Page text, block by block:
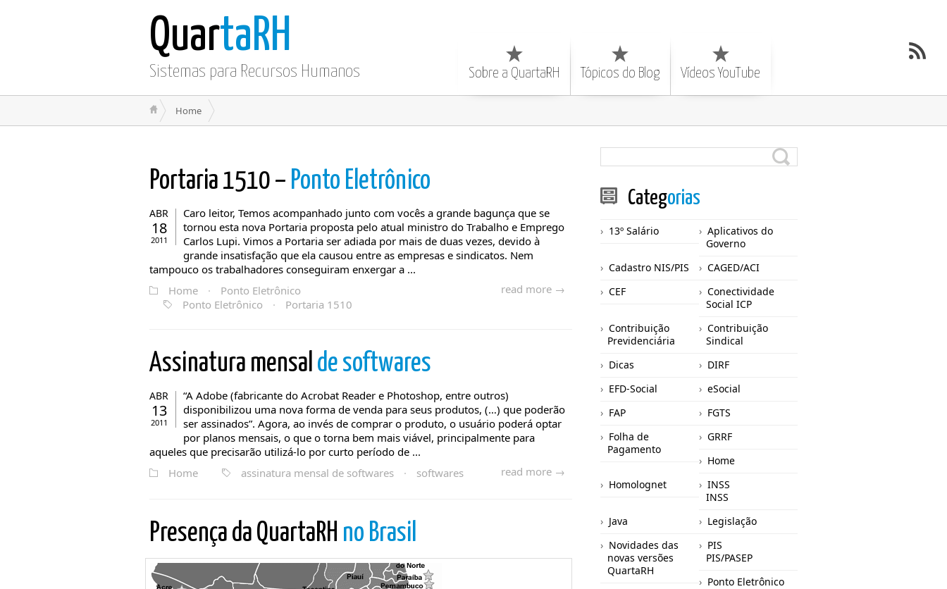
QuartaRH
Sistemas para Recursos Humanos Sobre a QuartaRH Tópicos do Blog Vídeos YouTube
Home
Portaria 1510 – Ponto Eletrônico
ABR
18
2011
Caro leitor, Temos acompanhado junto com vocês a grande bagunça que se
tornou esta nova Portaria proposta pelo atual ministro do Trabalho e Emprego
Carlos Lupi. Vimos a Portaria ser adiada por mais de duas vezes, devido à
grande insatisfação que ela causou entre as empresas e sindicatos. Nem
tampouco os trabalhadores conseguiram enxergar a ...
read more →
Home ·
Ponto Eletrônico
Ponto Eletrônico
· Portaria 1510
Assinatura mensal de softwares
ABR
13
2011
“A Adobe (fabricante do Acrobat Reader e Photoshop, entre outros)
disponibilizou uma nova forma de venda para seus produtos, (…) que poderão
ser assinados”. Agora, ao invés de comprar o produto, o usuário poderá optar
por planos mensais, o que o torna bem mais viável, principalmente para
aqueles que precisarão utilizá-lo por curto período de ...
read more →
Home assinatura mensal de softwares · softwares
Presença da QuartaRH no Brasil
Categorias
13º Salário
Aplicativos do
Governo
Cadastro NIS/PIS
CAGED/ACI
CEF
Conectividade
Social ICP
Contribuição
Previdenciária
Contribuição
Sindical
Dicas
DIRF
EFD-Social
eSocial
FAP
FGTS
Folha de
Pagamento
GRRF
Home
Homolognet
INSS
INSS
Java
Legislação
Novidades das
novas versões
QuartaRH
PIS
PIS/PASEP
Ponto Eletrônico